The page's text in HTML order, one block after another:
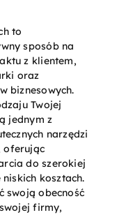
to
sposób na
z klientem,
oraz
biznesowych.
Twojej
jednym z
narzędzi
oferując
do szerokiej
kosztach.
swoją obecność
firmy,